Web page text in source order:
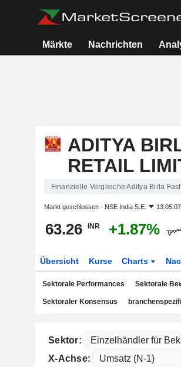
Märkte Nachrichten
ADITYA
RETAIL
Finanzielle Vergleiche Aditya Birla
Markt geschlossen - NSE India S.E.
63.26 INR +1.87%
Übersicht Kurse Charts
Sektorale Performances Sektorale
Sektoraler Konsensus
Sektor:
X-Achse: